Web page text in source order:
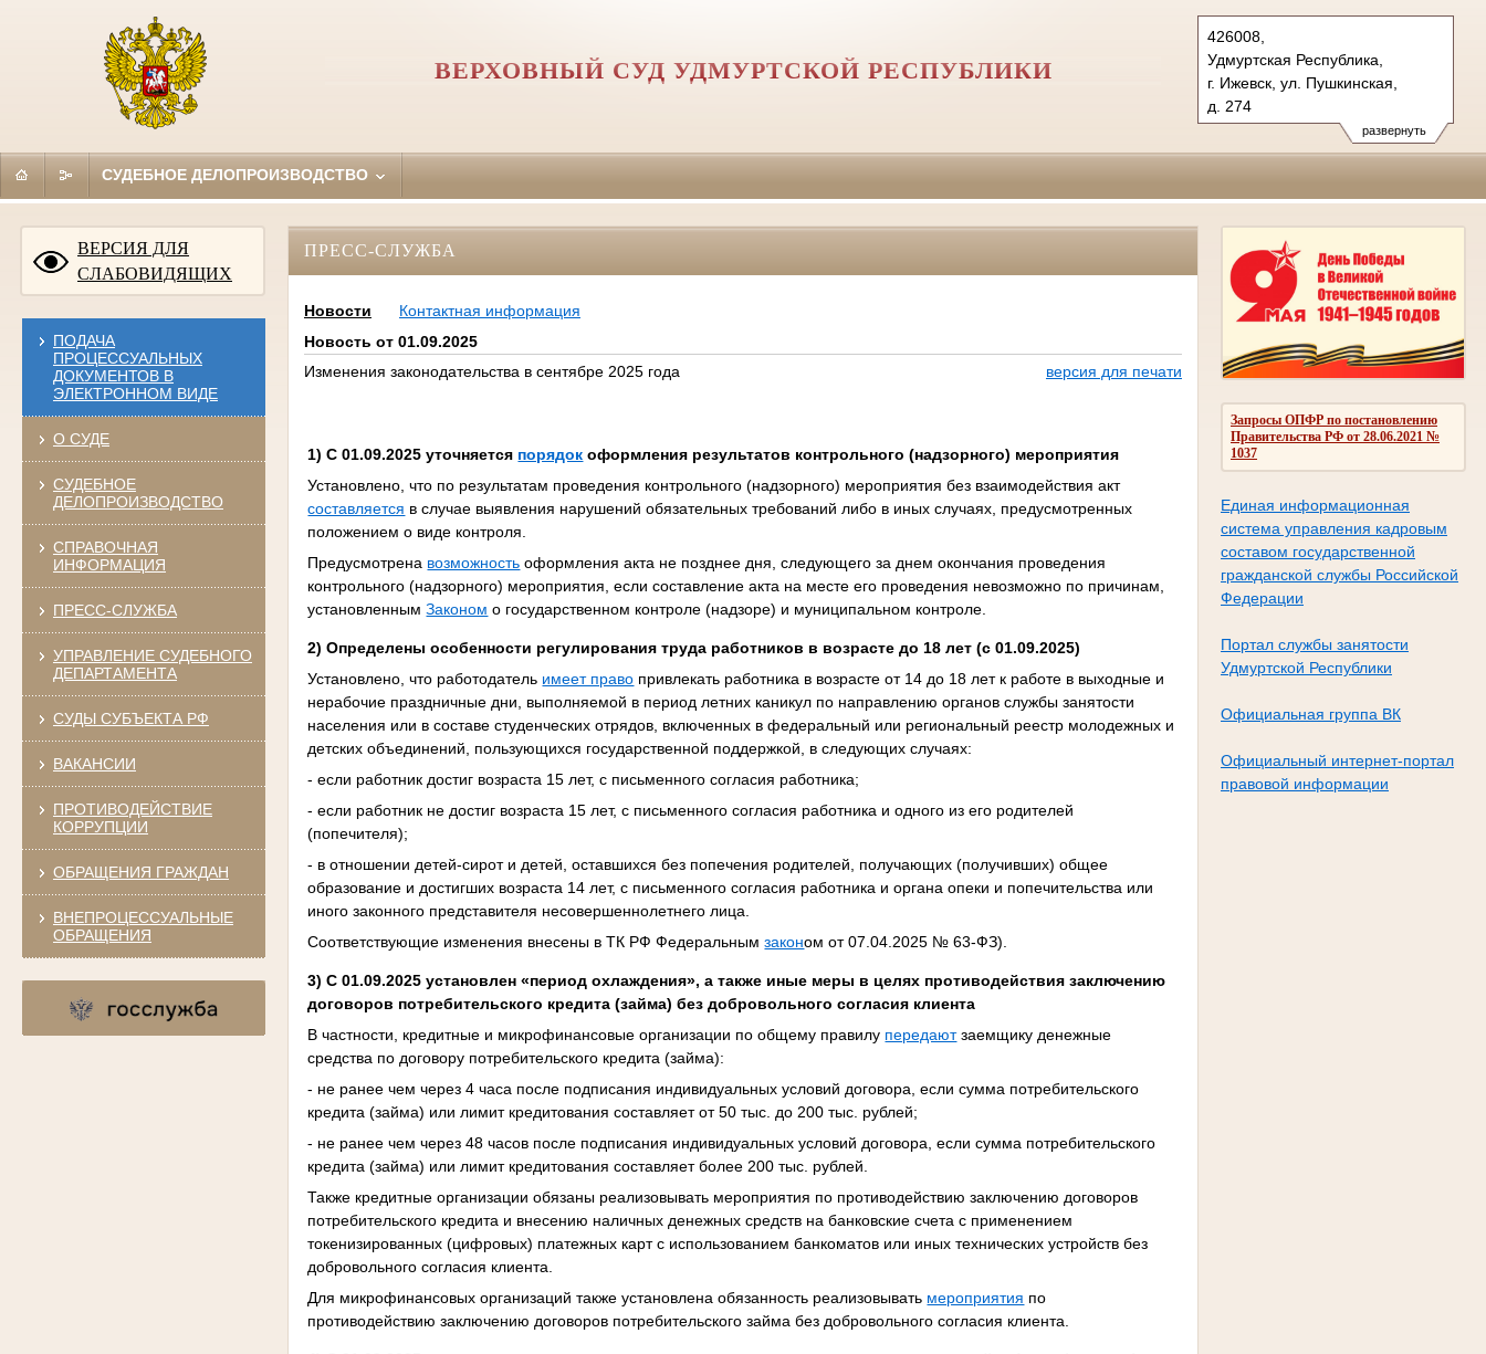
развернуть
426008,
Удмуртская Республика,
г. Ижевск, ул. Пушкинская,
д. 274
Тел.: (3412) 66-08-15, 60-01-10
vs.udm@sudrf.ru
ВЕРХОВНЫЙ СУД УДМУРТСКОЙ РЕСПУБЛИКИ
СУДЕБНОЕ ДЕЛОПРОИЗВОДСТВО
ВЕРСИЯ ДЛЯ
СЛАБОВИДЯЩИХ
ПОДАЧА
ПРОЦЕССУАЛЬНЫХ
ДОКУМЕНТОВ В
ЭЛЕКТРОННОМ ВИДЕ
О СУДЕ
СУДЕБНОЕ
ДЕЛОПРОИЗВОДСТВО
СПРАВОЧНАЯ
ИНФОРМАЦИЯ
ПРЕСС-СЛУЖБА
УПРАВЛЕНИЕ СУДЕБНОГО
ДЕПАРТАМЕНТА
СУДЫ СУБЪЕКТА РФ
ВАКАНСИИ
ПРОТИВОДЕЙСТВИЕ
КОРРУПЦИИ
ОБРАЩЕНИЯ ГРАЖДАН
ВНЕПРОЦЕССУАЛЬНЫЕ
ОБРАЩЕНИЯ
Запросы ОПФР по постановлению
Правительства РФ от 28.06.2021 №
1037
Единая информационная
система управления кадровым
составом государственной
гражданской службы Российской
Федерации
Портал службы занятости
Удмуртской Республики
Официальная группа ВК
Официальный интернет-портал
правовой информации
ПРЕСС-СЛУЖБА
Новости
Контактная информация
Новость от 01.09.2025
Изменения законодательства в сентябре 2025 года
версия для печати
1) С 01.09.2025 уточняется порядок оформления результатов контрольного (надзорного) мероприятия
Установлено, что по результатам проведения контрольного (надзорного) мероприятия без взаимодействия акт
составляется в случае выявления нарушений обязательных требований либо в иных случаях, предусмотренных
положением о виде контроля.
Предусмотрена возможность оформления акта не позднее дня, следующего за днем окончания проведения
контрольного (надзорного) мероприятия, если составление акта на месте его проведения невозможно по причинам,
установленнымЗаконом о государственном контроле (надзоре) и муниципальном контроле.
2) Определены особенности регулирования труда работников в возрасте до 18 лет (с 01.09.2025)
Установлено, что работодатель имеет право привлекать работника в возрасте от 14 до 18 лет к работе в выходные и
нерабочие праздничные дни, выполняемой в период летних каникул по направлению органов службы занятости
населения или в составе студенческих отрядов, включенных в федеральный или региональный реестр молодежных и
детских объединений, пользующихся государственной поддержкой, в следующих случаях:
- если работник достиг возраста 15 лет, с письменного согласия работника;
- если работник не достиг возраста 15 лет, с письменного согласия работника и одного из его родителей
(попечителя);
- в отношении детей-сирот и детей, оставшихся без попечения родителей, получающих (получивших) общее
образование и достигших возраста 14 лет, с письменного согласия работника и органа опеки и попечительства или
иного законного представителя несовершеннолетнего лица.
Соответствующие изменения внесены в ТК РФ Федеральнымзаконом от 07.04.2025 № 63-ФЗ).
3) С 01.09.2025 установлен «период охлаждения», а также иные меры в целях противодействия заключению
договоров потребительского кредита (займа) без добровольного согласия клиента
В частности, кредитные и микрофинансовые организации по общему правилу передаютзаемщику денежные
средства по договору потребительского кредита (займа):
- не ранее чем через 4 часа после подписания индивидуальных условий договора, если сумма потребительского
кредита (займа) или лимит кредитования составляет от 50 тыс. до 200 тыс. рублей;
- не ранее чем через 48 часов после подписания индивидуальных условий договора, если сумма потребительского
кредита (займа) или лимит кредитования составляет более 200 тыс. рублей.
Также кредитные организации обязаны реализовывать мероприятия по противодействию заключению договоров
потребительского кредита и внесению наличных денежных средств на банковские счета с применением
токенизированных (цифровых) платежных карт с использованием банкоматов или иных технических устройств без
добровольного согласия клиента.
Для микрофинансовых организаций также установлена обязанность реализовывать мероприятия по
противодействию заключению договоров потребительского займа без добровольного согласия клиента.